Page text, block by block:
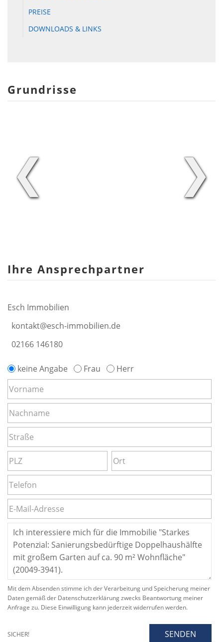
PREISE
DOWNLOADS & LINKS
Grundrisse
❮ ❯
Ihre Ansprechpartner
Esch Immobilien
kontakt@esch-immobilien.de
02166 146180
keine Angabe Frau Herr
Mit dem Absenden stimme ich der Verarbeitung und Speicherung meiner
Daten gemäß der Datenschutzerklärung zwecks Beantwortung meiner
Anfrage zu. Diese Einwilligung kann jederzeit widerrufen werden.
SICHER! SENDEN